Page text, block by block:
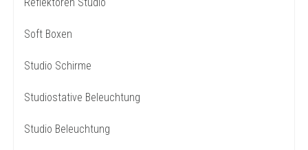
Soft Boxen
Studio Schirme
Studiostative Beleuchtung
Studio Beleuchtung